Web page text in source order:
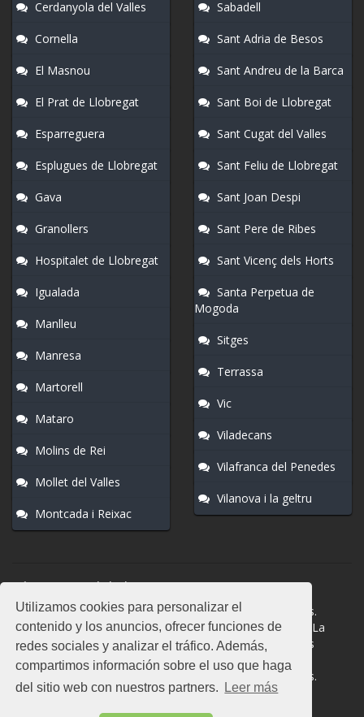
Utilizamos cookies para personalizar el
contenido y los anuncios, ofrecer funciones de
redes sociales y analizar el tráfico. Además,
compartimos información sobre el uso que haga
del sitio web con nuestros partners.
Leer más
Cerdanyola del Valles
Cornella
El Masnou
El Prat de Llobregat
Esparreguera
Esplugues de Llobregat
Gava
Granollers
Hospitalet de Llobregat
Igualada
Manlleu
Manresa
Martorell
Mataro
Molins de Rei
Mollet del Valles
Montcada i Reixac
Sabadell
Sant Adria de Besos
Sant Andreu de la Barca
Sant Boi de Llobregat
Sant Cugat del Valles
Sant Feliu de Llobregat
Sant Joan Despi
Sant Pere de Ribes
Sant Vicenç dels Horts
Santa Perpetua de
Mogoda
Sitges
Terrassa
Vic
Viladecans
Vilafranca del Penedes
Vilanova i la geltru
Normas del chat
#Sitges es una sala donde participan cientos de personas.
Mantén la educación y compórtate como en la vida real. La
privacidad de los usuarios es muy importante, no facilites
información de terceros. Todas las salas cuentan con
moderadores a los que puedes dirigirte en caso de dudas.